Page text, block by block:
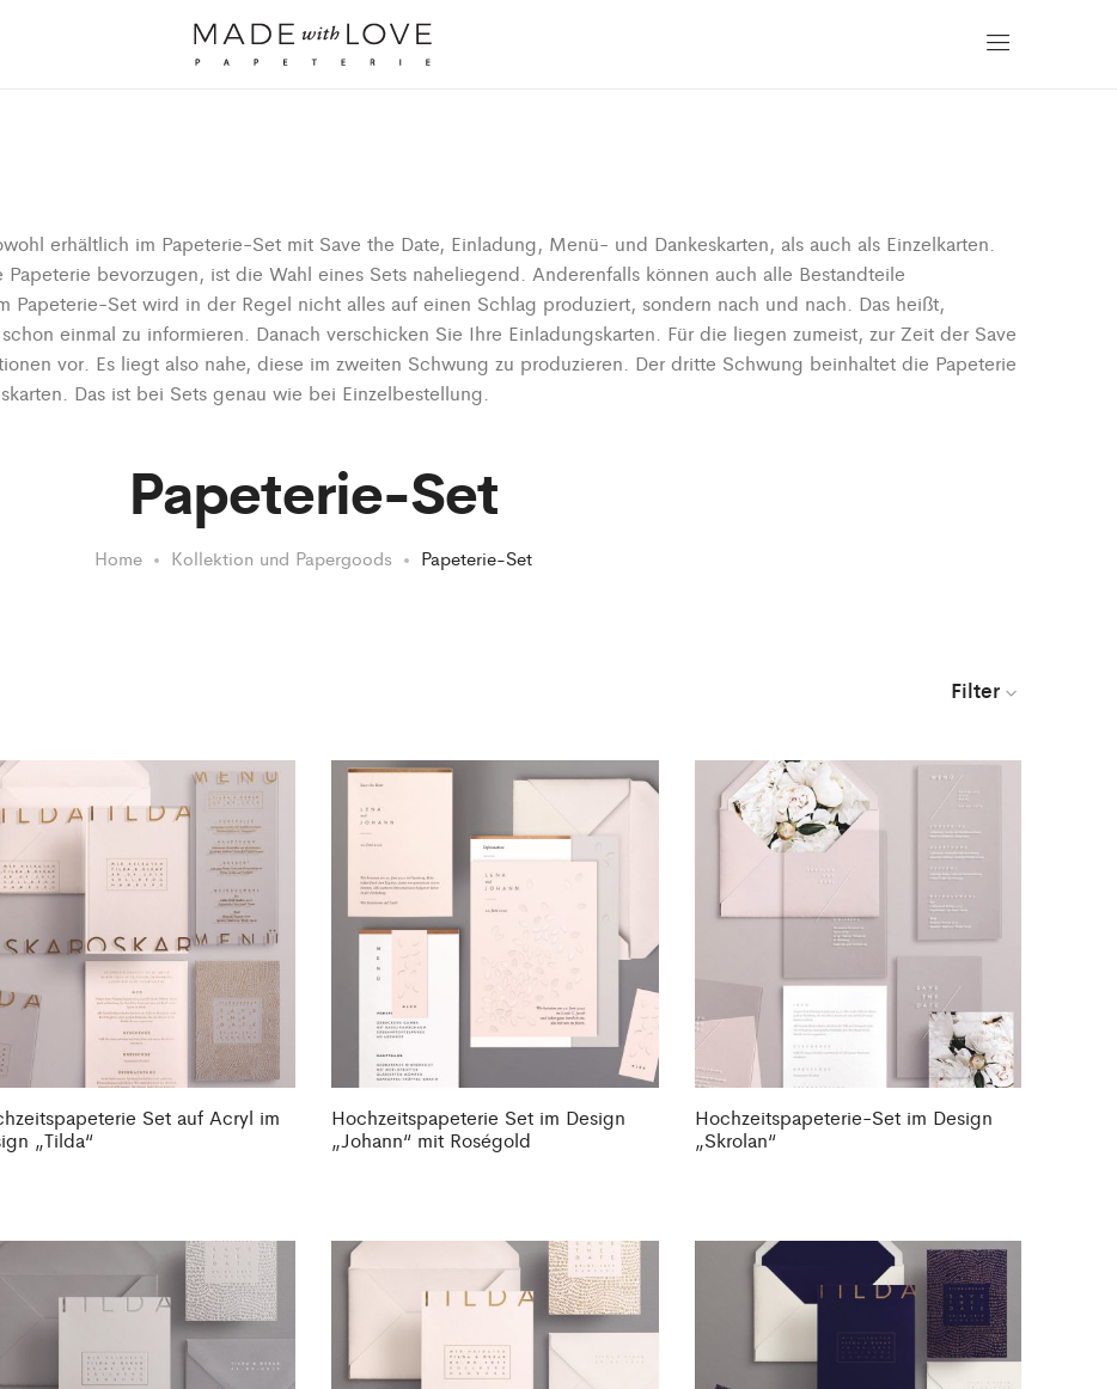
erhältlich im Papeterie-Set mit Save the Date, Einladung, Menü- und Dankeskarten, als auch als Einzelkarten.
bevorzugen, ist die Wahl eines Sets naheliegend. Anderenfalls können auch alle Bestandteile
Papeterie-Set wird in der Regel nicht alles auf einen Schlag produziert, sondern nach und nach. Das heißt,
einmal zu informieren. Danach verschicken Sie Ihre Einladungskarten. Für die liegen zumeist, zur Zeit der Save
vor. Es liegt also nahe, diese im zweiten Schwung zu produzieren. Der dritte Schwung beinhaltet die Papeterie
Das ist bei Sets genau wie bei Einzelbestellung.
Papeterie-Set
Home Kollektion und Papergoods Papeterie-Set
Filter
Set auf Acryl im
„Tilda“
Hochzeitspapeterie Set im Design
„Johann“ mit Roségold
Hochzeitspapeterie-Set im Design
„Skrolan“